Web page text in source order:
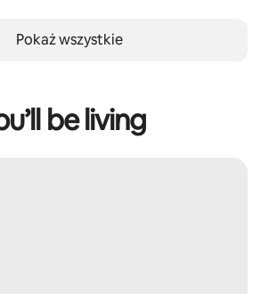
Pokaż wszystkie
be living